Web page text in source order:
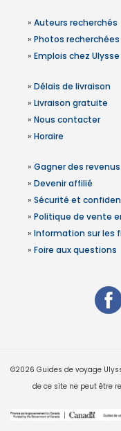
» Auteurs recherchés
» Photos recherchées
» Emplois chez Ulysse
» Délais de livraison
» Livraison gratuite
» Nous contacter
» Horaire
» Gagner des
» Devenir affilié
» Sécurité et
» Politique de vente
» Information sur les
» Foire aux questions
©2026 Guides de voyage
de ce site ne peut être